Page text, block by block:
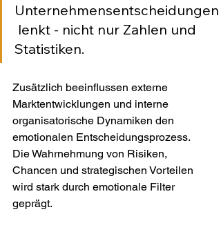
Unternehmensentscheidungen
lenkt - nicht nur Zahlen und
Statistiken.
Zusätzlich beeinflussen externe
Marktentwicklungen und interne
organisatorische Dynamiken den
emotionalen Entscheidungsprozess.
Die Wahrnehmung von Risiken,
Chancen und strategischen Vorteilen
wird stark durch emotionale Filter
geprägt.